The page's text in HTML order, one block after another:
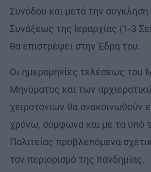
Συνόδου και μετά την σύγκληση
Συνάξεως της Ιεραρχίας (1-3
θα επιστρέψει στην Έδρα του.
Οι ημερομηνίες τελέσεως του
Μηνύματος και των
χειροτονιών θα ανακοινωθούν
χρόνω, σύμφωνα και με τα υπό
Πολιτείας προβλεπόμενα
τον περιορισμό της πανδημίας.